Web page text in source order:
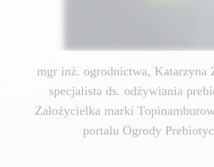
mgr inż. ogrodnictwa, Katarzyna
specjalista ds. odżywiania
Założycielka marki
portalu Ogrody